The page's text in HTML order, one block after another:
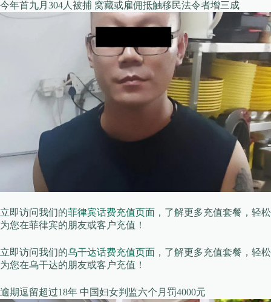
今年首九月304人被捕 窝藏或雇佣抵触移民法令者增三成
立即访问我们的菲律宾话费充值页面 ，了解更多充值套餐，轻松
为您在菲律宾的朋友或客户充值！
立即访问我们的乌干达话费充值页面 ，了解更多充值套餐，轻松
为您在乌干达的朋友或客户充值！
逾期逗留超过18年 中国妇女判监六个月罚4000元